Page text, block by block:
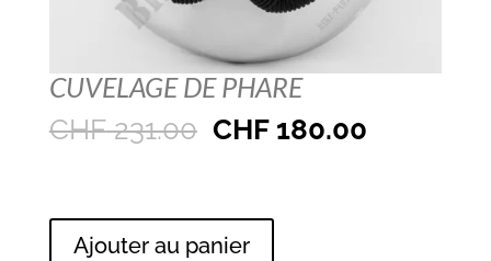
CUVELAGE DE PHARE
CHF231.00 Le
était :
CHF 231.00.
CHF180.00Le
Ajouter au panier